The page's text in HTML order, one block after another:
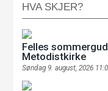
HVA SKJER?
Felles
Metodistkirke
Søndag 9. august, 2026